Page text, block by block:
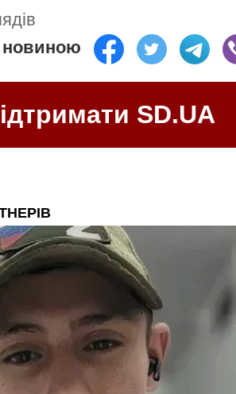
новиною
SD.UA